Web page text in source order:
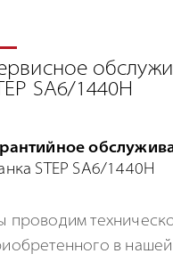
SA6/1440H
STEP SA6/1440H
проводим
в